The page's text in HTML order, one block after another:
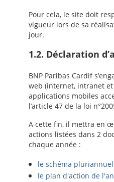
Pour cela, le site doit
vigueur lors de sa
jour.
1.2. Déclaration
BNP Paribas Cardif
web (internet, intranet
applications mobiles
l’article 47 de la loi
A cette fin, il mettra en
actions listées dans 2
chaque année :
le schéma pluriannuel
le plan d'action de